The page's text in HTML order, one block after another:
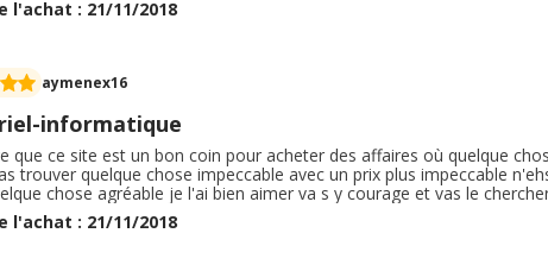
encore et encore !
l'achat : 21/11/2018
aymenex16
informatique
que ce site est un bon coin pour acheter des affaires où quelque
trouver quelque chose impeccable avec un prix plus impeccable
chose agréable je l'ai bien aimer va s y courage et vas le
site la et le Best du Best c'est très cool les commandes s'est bien
en délai de 4 jours.
l'achat : 21/11/2018